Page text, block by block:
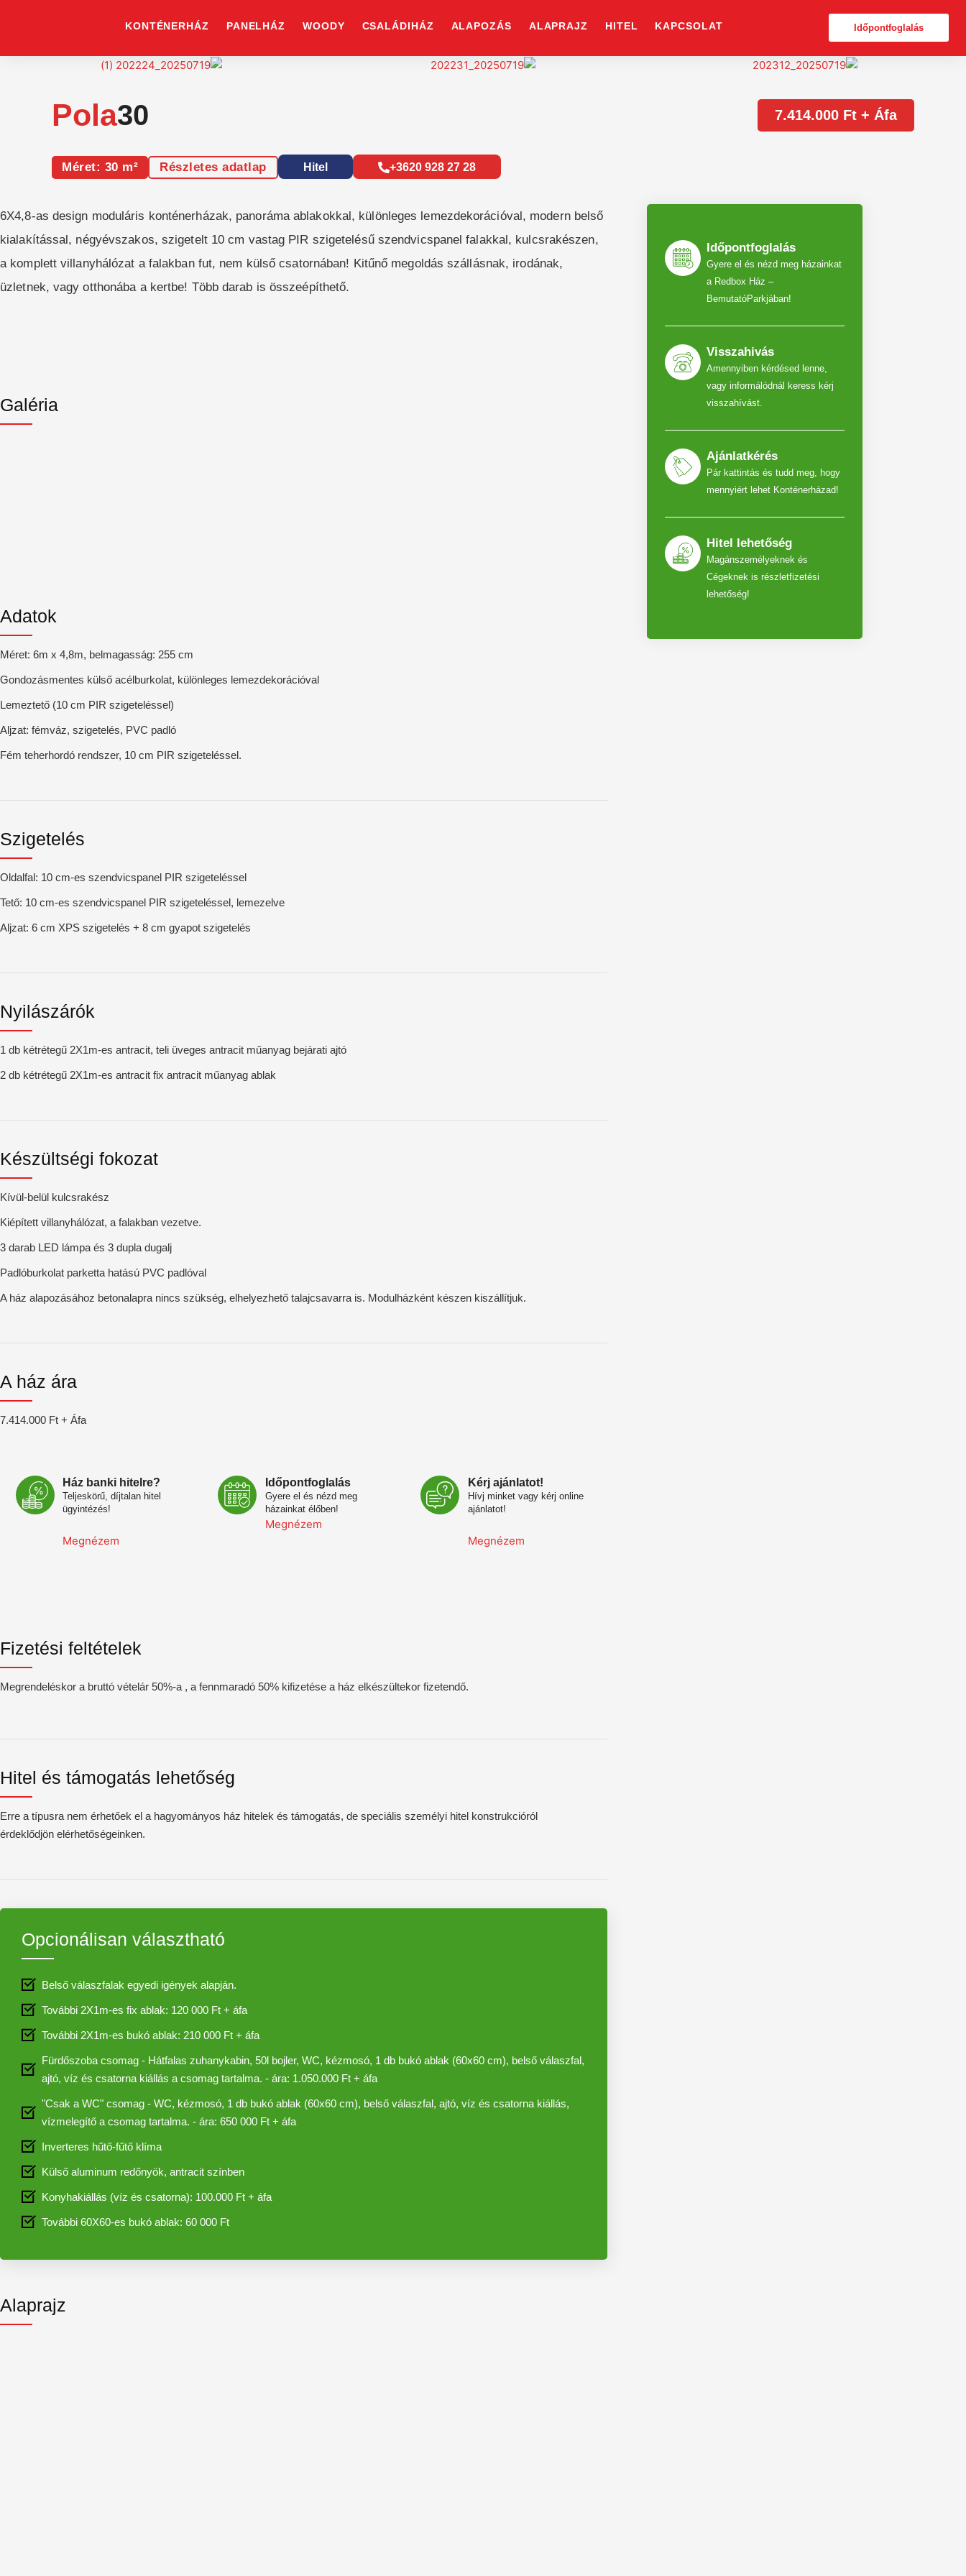
KONTÉNERHÁZ PANELHÁZ WOODY CSALÁDIHÁZ ALAPOZÁS ALAPRAJZ HITEL KAPCSOLAT Időpontfoglalás
Pola30 7.414.000 Ft + Áfa
Méret: 30 m² Részletes adatlap Hitel +3620 928 27 28
6X4,8-as design moduláris konténerházak, panoráma ablakokkal, különleges lemezdekorációval, modern belső
kialakítással, négyévszakos, szigetelt 10 cm vastag PIR szigetelésű szendvicspanel falakkal, kulcsrakészen,
a komplett villanyhálózat a falakban fut, nem külső csatornában! Kitűnő megoldás szállásnak, irodának,
üzletnek, vagy otthonába a kertbe! Több darab is összeépíthető.
Galéria
Adatok
Méret: 6m x 4,8m, belmagasság: 255 cm
Gondozásmentes külső acélburkolat, különleges lemezdekorációval
Lemeztető (10 cm PIR szigeteléssel)
Aljzat: fémváz, szigetelés, PVC padló
Fém teherhordó rendszer, 10 cm PIR szigeteléssel.
Szigetelés
Oldalfal: 10 cm-es szendvicspanel PIR szigeteléssel
Tető: 10 cm-es szendvicspanel PIR szigeteléssel, lemezelve
Aljzat: 6 cm XPS szigetelés + 8 cm gyapot szigetelés
Nyilászárók
1 db kétrétegű 2X1m-es antracit, teli üveges antracit műanyag bejárati ajtó
2 db kétrétegű 2X1m-es antracit fix antracit műanyag ablak
Készültségi fokozat
Kívül-belül kulcsrakész
Kiépített villanyhálózat, a falakban vezetve.
3 darab LED lámpa és 3 dupla dugalj
Padlóburkolat parketta hatású PVC padlóval
A ház alapozásához betonalapra nincs szükség, elhelyezhető talajcsavarra is. Modulházként készen kiszállítjuk.
A ház ára
7.414.000 Ft + Áfa
Ház banki hitelre?
Teljeskörű, díjtalan hitel
ügyintézés!
Megnézem
Időpontfoglalás
Gyere el és nézd meg
házainkat élőben!
Megnézem
Kérj ajánlatot!
Hívj minket vagy kérj online
ajánlatot!
Megnézem
Fizetési feltételek
Megrendeléskor a bruttó vételár 50%-a , a fennmaradó 50% kifizetése a ház elkészültekor fizetendő.
Hitel és támogatás lehetőség
Erre a típusra nem érhetőek el a hagyományos ház hitelek és támogatás, de speciális személyi hitel konstrukcióról
érdeklődjön elérhetőségeinken.
Opcionálisan választható
Belső válaszfalak egyedi igények alapján.
További 2X1m-es fix ablak: 120 000 Ft + áfa
További 2X1m-es bukó ablak: 210 000 Ft + áfa
Fürdőszoba csomag - Hátfalas zuhanykabin, 50l bojler, WC, kézmosó, 1 db bukó ablak (60x60 cm), belső válaszfal,
ajtó, víz és csatorna kiállás a csomag tartalma. - ára: 1.050.000 Ft + áfa
"Csak a WC" csomag - WC, kézmosó, 1 db bukó ablak (60x60 cm), belső válaszfal, ajtó, víz és csatorna kiállás,
vízmelegítő a csomag tartalma. - ára: 650 000 Ft + áfa
Inverteres hűtő-fűtő klíma
Külső aluminum redőnyök, antracit színben
Konyhakiállás (víz és csatorna): 100.000 Ft + áfa
További 60X60-es bukó ablak: 60 000 Ft
Alaprajz
Időpontfoglalás
Gyere el és nézd meg házainkat
a Redbox Ház –
BemutatóParkjában!
Visszahivás
Amennyiben kérdésed lenne,
vagy informálódnál keress kérj
visszahívást.
Ajánlatkérés
Pár kattintás és tudd meg, hogy
mennyiért lehet Konténerházad!
Hitel lehetőség
Magánszemélyeknek és
Cégeknek is részletfizetési
lehetőség!